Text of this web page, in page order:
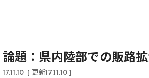
論題：県内陸部での販路
17.11.10 [ 更新17.11.10 ]